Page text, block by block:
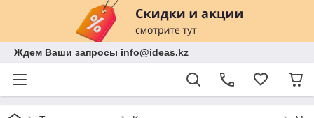
Ждем Ваши запросы info@ideas.kz